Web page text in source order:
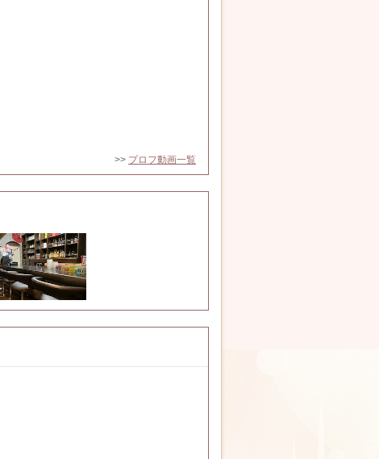
>> プロフ動画一覧